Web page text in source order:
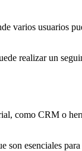
varios usuarios
realizar un
como CRM o
esenciales